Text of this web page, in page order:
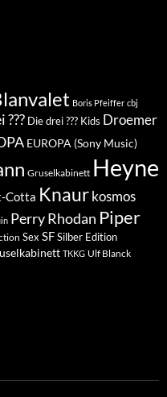
Boris Pfeiffer cbj
??? Die drei ??? Kids Droemer
EUROPA (Sony Music)
Gruselkabinett Heyne
Cotta Knaur kosmos
Perry Rhodan Piper
Sex SFSilber Edition
TKKG Ulf Blanck